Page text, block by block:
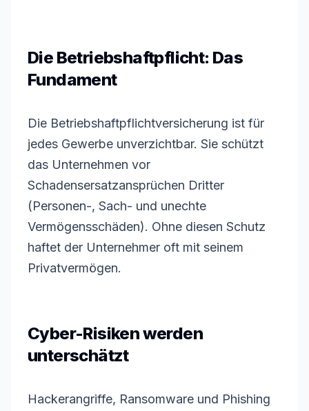
Die Betriebshaftpflicht: Das
Fundament
Die Betriebshaftpflichtversicherung ist für
jedes Gewerbe unverzichtbar. Sie schützt
das Unternehmen vor
Schadensersatzansprüchen Dritter
(Personen-, Sach- und unechte
Vermögensschäden). Ohne diesen Schutz
haftet der Unternehmer oft mit seinem
Privatvermögen.
Cyber-Risiken werden
unterschätzt
Hackerangriffe, Ransomware und Phishing